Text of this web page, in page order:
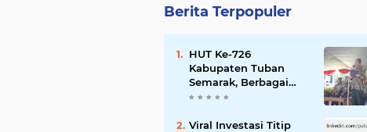
Berita Terpopuler
HUT Ke-726
Kabupaten Tuban
Semarak, Berbagai
Prestasinya Pun
Viral Investasi Titip